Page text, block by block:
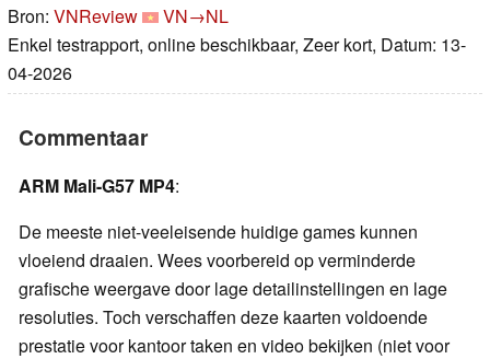
Bron: VNReview
VN→NL
Enkel testrapport, online beschikbaar, Zeer kort, Datum: 13-
04-2026
Commentaar
ARM Mali-G57 MP4:
De meeste niet-veeleisende huidige games kunnen
vloeiend draaien. Wees voorbereid op verminderde
grafische weergave door lage detailinstellingen en lage
resoluties. Toch verschaffen deze kaarten voldoende
prestatie voor kantoor taken en video bekijken (niet voor